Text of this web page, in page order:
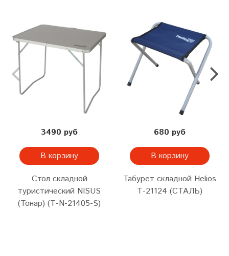
3490 руб
В корзину
Стол складной
туристический NISUS
(Тонар) (Т-N-21405-S)
680 руб
В корзину
Табурет складной Helios
Т-21124 (СТАЛЬ)